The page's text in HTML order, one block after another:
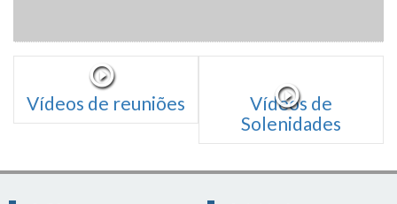
Vídeos de reuniões
Vídeos de
Solenidades